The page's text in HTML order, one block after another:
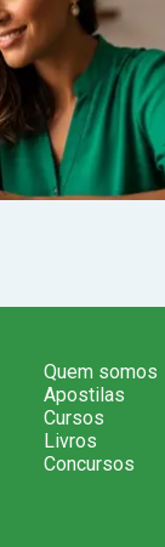
Quem somos
Apostilas
Cursos
Livros
Concursos